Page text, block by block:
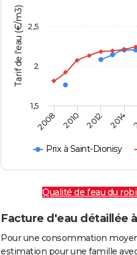
Tarif de l'eau (€/m3)
Prix à Saint-Dionisy
2008 2010 2012 2014
1,5
2
2,5
Qualité de l'eau du
Facture d'eau détaillée
Pour une consommation
estimation pour une famille